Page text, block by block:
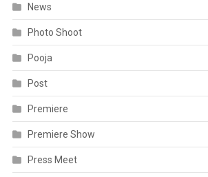
News
Photo Shoot
Pooja
Post
Premiere
Premiere Show
Press Meet